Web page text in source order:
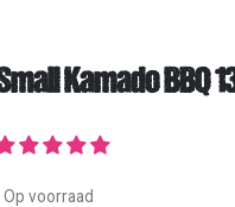
Kamado BBQ
Op voorraad